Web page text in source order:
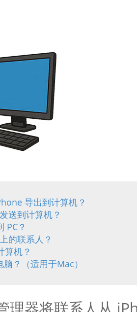
导出到计算机？
送到计算机？
PC？
的联系人？
机？
？（适用于Mac）
理器将联系人从